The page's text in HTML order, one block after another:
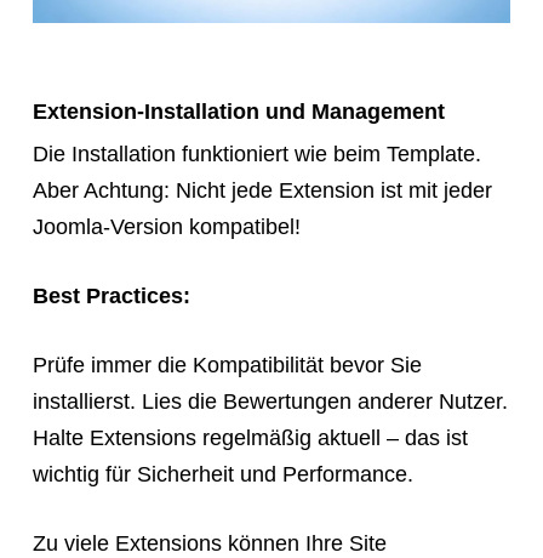
Extension-Installation und Management
Die Installation funktioniert wie beim Template.
Aber Achtung: Nicht jede Extension ist mit jeder
Joomla-Version kompatibel!
Best Practices:
Prüfe immer die Kompatibilität bevor Sie
installierst. Lies die Bewertungen anderer Nutzer.
Halte Extensions regelmäßig aktuell – das ist
wichtig für Sicherheit und Performance.
Zu viele Extensions können Ihre Site